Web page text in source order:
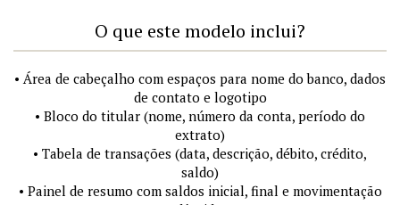
O que este modelo inclui?
• Área de cabeçalho com espaços para nome do banco, dados
de contato e logotipo
• Bloco do titular (nome, número da conta, período do
extrato)
• Tabela de transações (data, descrição, débito, crédito,
saldo)
• Painel de resumo com saldos inicial, final e movimentação